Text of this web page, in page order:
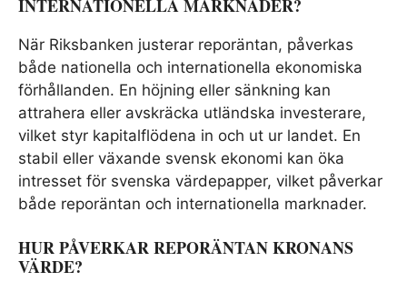
INTERNATIONELLA MARKNADER?
När Riksbanken justerar reporäntan, påverkas
både nationella och internationella ekonomiska
förhållanden. En höjning eller sänkning kan
attrahera eller avskräcka utländska investerare,
vilket styr kapitalflödena in och ut ur landet. En
stabil eller växande svensk ekonomi kan öka
intresset för svenska värdepapper, vilket påverkar
både reporäntan och internationella marknader.
HUR PÅVERKAR REPORÄNTAN KRONANS
VÄRDE?